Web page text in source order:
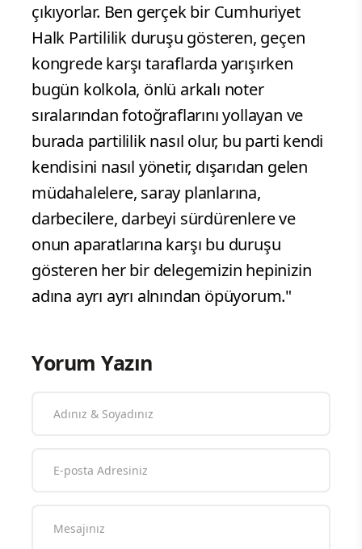
çıkıyorlar. Ben gerçek bir Cumhuriyet
Halk Partililik duruşu gösteren, geçen
kongrede karşı taraflarda yarışırken
bugün kolkola, önlü arkalı noter
sıralarından fotoğraflarını yollayan ve
burada partililik nasıl olur, bu parti kendi
kendisini nasıl yönetir, dışarıdan gelen
müdahalelere, saray planlarına,
darbecilere, darbeyi sürdürenlere ve
onun aparatlarına karşı bu duruşu
gösteren her bir delegemizin hepinizin
adına ayrı ayrı alnından öpüyorum."
Yorum Yazın